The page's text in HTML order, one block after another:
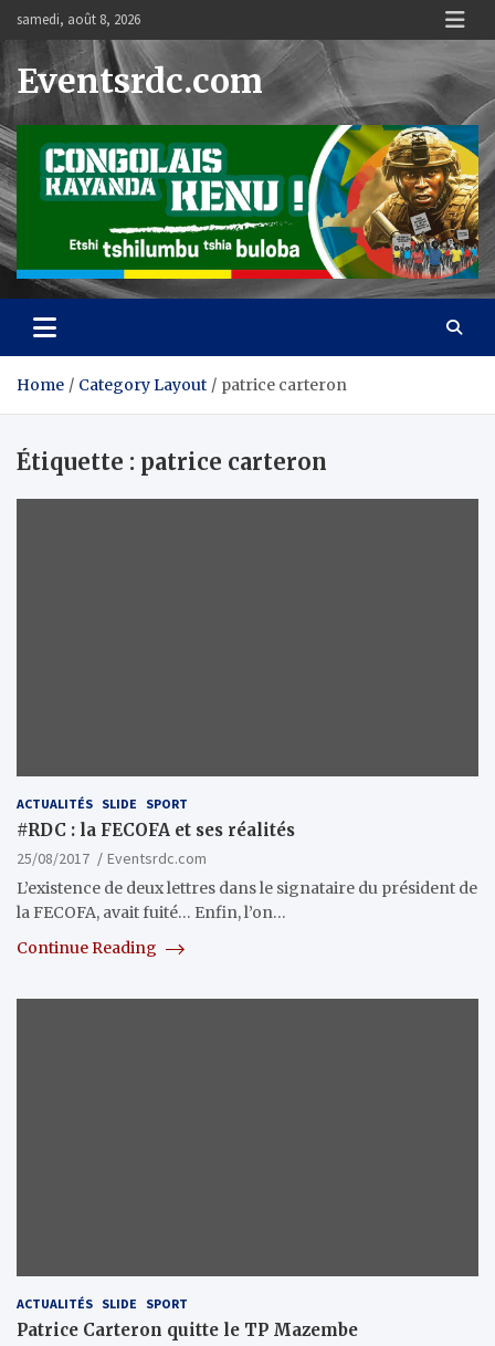
content
samedi, août 8, 2026
Eventsrdc.com
Home Category Layout patrice carteron
Étiquette : patrice carteron
ACTUALITÉS SLIDE SPORT
#RDC : la FECOFA et ses réalités
25/08/2017
Eventsrdc.com
L’existence de deux lettres dans le signataire du président de
la FECOFA, avait fuité… Enfin, l’on…
Continue Reading
ACTUALITÉS SLIDE SPORT
Patrice Carteron quitte le TP Mazembe